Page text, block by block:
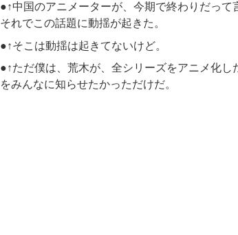
●↑中国のアニメーターが、今期で終わりだって
それでこの話題に動揺が起きた。
●↑そこは動揺は起きてないけど。
●↑ただ僕は、荒木が、全シリーズをアニメ化
をみんなに知らせたかっただけだ。